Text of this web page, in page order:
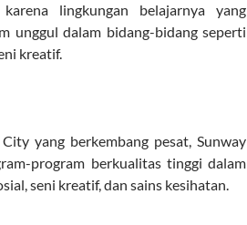
lingkungan belajarnya yang
unggul dalam bidang-bidang seperti
kreatif.
yang berkembang pesat, Sunway
program berkualitas tinggi dalam
seni kreatif, dan sains kesihatan.